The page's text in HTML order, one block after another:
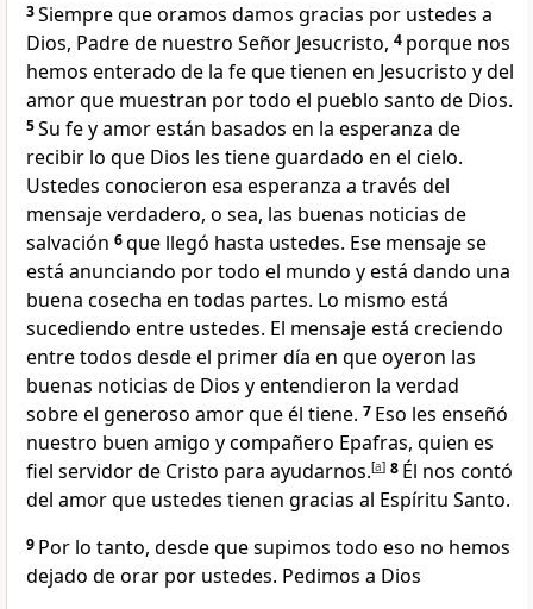
3Siempre que oramos damos gracias por ustedes a
Dios, Padre de nuestro Señor Jesucristo, 4 porque nos
hemos enterado de la fe que tienen en Jesucristo y del
amor que muestran por todo el pueblo santo de Dios.
5Su fe y amor están basados en la esperanza de
recibir lo que Dios les tiene guardado en el cielo.
Ustedes conocieron esa esperanza a través del
mensaje verdadero, o sea, las buenas noticias de
salvación 6que llegó hasta ustedes. Ese mensaje se
está anunciando por todo el mundo y está dando una
buena cosecha en todas partes. Lo mismo está
sucediendo entre ustedes. El mensaje está creciendo
entre todos desde el primer día en que oyeron las
buenas noticias de Dios y entendieron la verdad
sobre el generoso amor que él tiene. 7 Eso les enseñó
nuestro buen amigo y compañero Epafras, quien es
fiel servidor de Cristo para ayudarnos.[a] 8 Él nos contó
del amor que ustedes tienen gracias al Espíritu Santo.
9 Por lo tanto, desde que supimos todo eso no hemos
dejado de orar por ustedes. Pedimos a Dios